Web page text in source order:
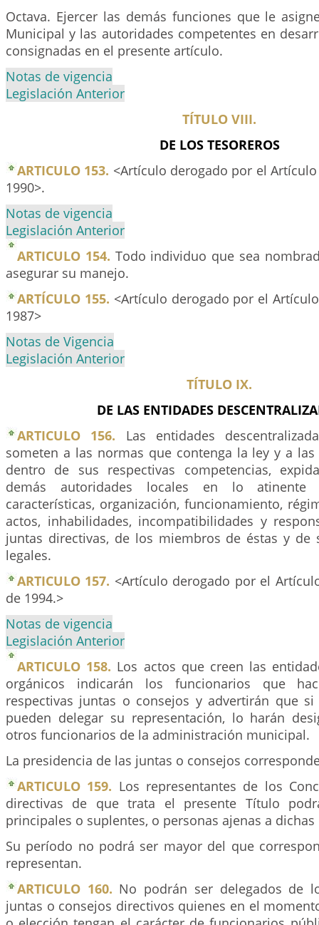
Octava. Ejercer las demás funciones que le
Municipal y las autoridades competentes en
consignadas en el presente artículo.
Notas de vigencia
Legislación Anterior
TÍTULO VIII.
DE LOS TESOREROS
ARTICULO 153. <Artículo derogado por el
1990>.
Notas de vigencia
Legislación Anterior
ARTICULO 154. Todo individuo que sea
asegurar su manejo.
ARTÍCULO 155. <Artículo derogado por el
1987>
Notas de Vigencia
Legislación Anterior
TÍTULO IX.
DE LAS ENTIDADES
ARTICULO 156. Las entidades
someten a las normas que contenga la ley y a
dentro de sus respectivas competencias,
demás autoridades locales en lo
características, organización, funcionamiento,
actos, inhabilidades, incompatibilidades y
juntas directivas, de los miembros de éstas y de
legales.
ARTICULO 157. <Artículo derogado por el
de 1994.>
Notas de vigencia
Legislación Anterior
ARTICULO 158. Los actos que creen las
orgánicos indicarán los funcionarios que
respectivas juntas o consejos y advertirán que
pueden delegar su representación, lo harán
otros funcionarios de la administración municipal.
La presidencia de las juntas o consejos
ARTICULO 159. Los representantes de los
directivas de que trata el presente Título
principales o suplentes, o personas ajenas a
Su período no podrá ser mayor del que
representan.
ARTICULO 160. No podrán ser delegados de
juntas o consejos directivos quienes en el